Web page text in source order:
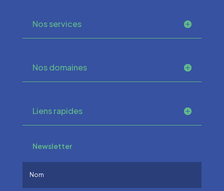
Nos services
Nos domaines
Liens rapides
Newsletter